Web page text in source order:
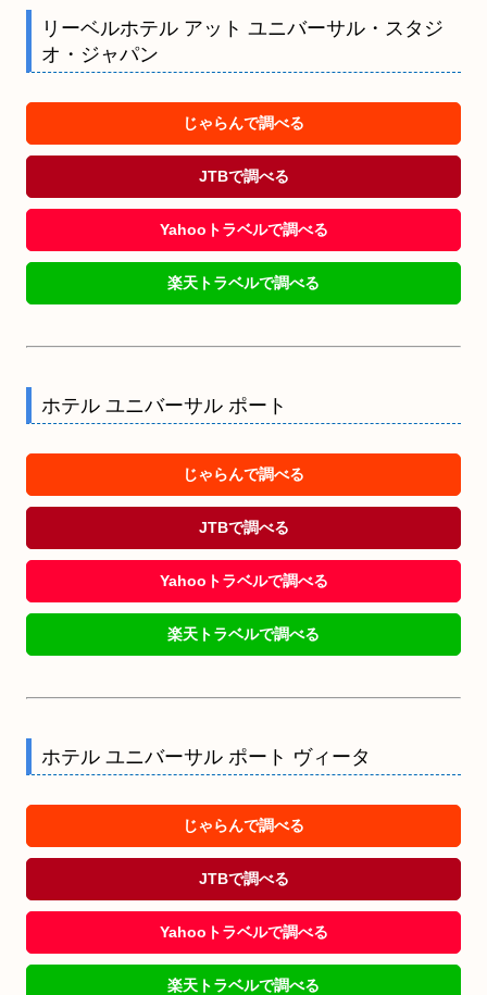
リーベルホテル アット ユニバーサル・スタジ
オ・ジャパン
じゃらんで調べる
JTBで調べる
Yahooトラベルで調べる
楽天トラベルで調べる
ホテル ユニバーサル ポート
じゃらんで調べる
JTBで調べる
Yahooトラベルで調べる
楽天トラベルで調べる
ホテル ユニバーサル ポート ヴィータ
じゃらんで調べる
JTBで調べる
Yahooトラベルで調べる
楽天トラベルで調べる